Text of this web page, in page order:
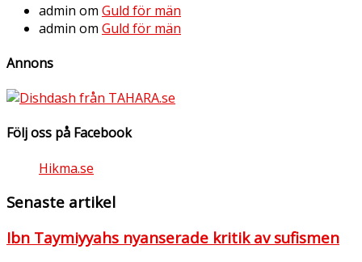
admin om Guld för män
admin om Guld för män
Annons
Följ oss på Facebook
Hikma.se
Senaste artikel
Ibn Taymiyyahs nyanserade kritik av sufismen